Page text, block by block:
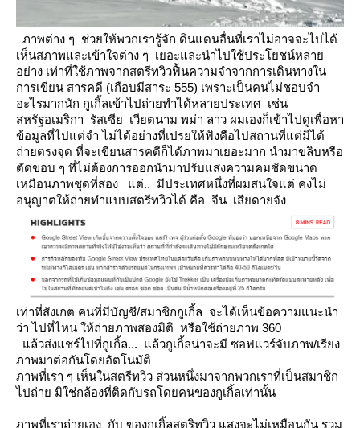
ภาพต่าง ๆ ช่วยให้พวกเรารู้จัก ดินแดนอื่นที่เราไม่อาจจะไปได้
เห็นสภาพและเข้าใจต่าง ๆ เยอะและนำไปใช้ประโยชน์หลา
อย่าง เท่าที่ช้ภาพจากสตรีทวิวฟื้นความจำจากการเดินทางใน
การเขียน สารคดี (เกือบมีสาระ 555) เพราะเป็นคนไม่ชอบจำ
อะไรมากนัก กูเกิ้ลเข้าไปถ่ายทำได้หลายประเทศ เช่น
สหรัฐอเมริกา รัสเซีย เวียตนาม พม่า ลาว ผมเองก็เข้าไปดูเพื่อหา
ข้อมูลที่ไปแต่จำ ไม่ได้อย่างที่เปรยให้ฟังคือไปสถานที่แต่มิได้
ถ่ายตรงจุด ที่จะเขียนสารคดีก็ได้ภาพมาเยอะมาก นำมาขลิบหรือ
ตัดขอบ ๆ ที่ไม่ต้องการออกนำมาปรับแสงความคมชัดขนาด
เหมือนภาพชุดที่สอง
ต่.. มีประเทศหนึ่งที่ผมสนใจแต่ คงไม่
อนุญาตให้ถ่ายทำแบบสตรีทวิวได้ คือ จีน เสียดายจัง
เท่าที่สังเกต คนที่มีบัญชี/สมาชิกกูเกิ้ล จะได้เห็นข้อความแนะนำ
ว่า ไปที่ไหน ให้ถ่ายภาพสองมิติ หรือใช้ถ่ายภาพ 360
ล้วส่งแชร์ไปที่กูเกิ้ล... แล้วกูเกิ้ลน่าจะมี ซอฟแวร์จับภาพ/เรียง
ภาพมาต่อกันโดยอัตโนมัติ
ภาพที่เรา ๆ เห็นในสตรีทวิว ส่วนหนึ่งมาจากพวกเราที่เป็นสมาชิก
ไปถ่าย มิใช่กล้องที่ติดกับรถโดยคนของกูเกิ้ลเท่านั้น
ภาพที่เราถ่ายเอง กับ ของกูเกิ้ลสตริทวิว แสงจะไม่เหมือนกัน รวม